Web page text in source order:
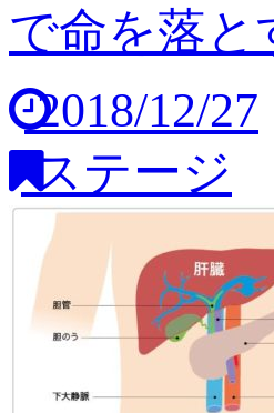
で命を落と
2018/12/27
ステージ